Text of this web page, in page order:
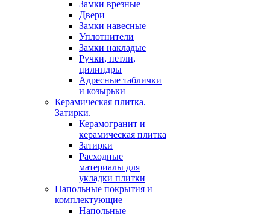
Замки врезные
Двери
Замки навесные
Уплотнители
Замки накладые
Ручки, петли,
цилиндры
Адресные таблички
и козырьки
Керамическая плитка.
Затирки.
Керамогранит и
керамическая плитка
Затирки
Расходные
материалы для
укладки плитки
Напольные покрытия и
комплектующие
Напольные